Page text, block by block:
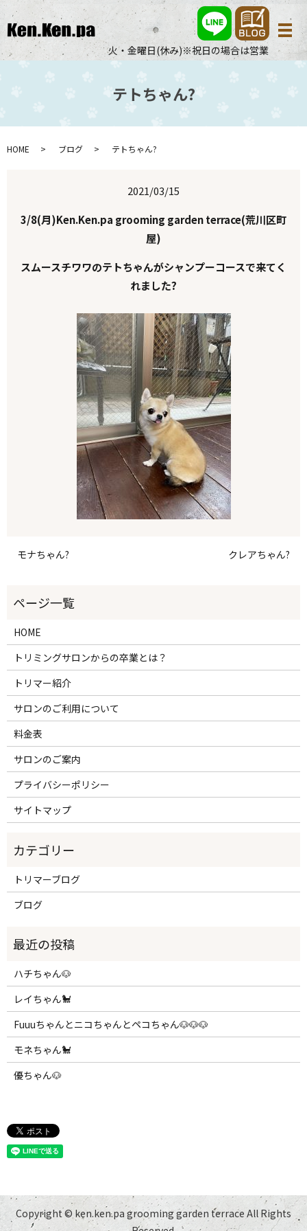
火・金曜日(休み)※祝日の場合は営業
メ
テトちゃん?
HOME ブログ テトちゃん?
2021/03/15
3/8(月)Ken.Ken.pa grooming garden terrace(荒川区町
屋)
スムースチワワのテトちゃんがシャンプーコースで来てく
れました?
モナちゃん? クレアちゃん?
HOME
トリミングサロンからの卒業とは？
トリマー紹介
サロンのご利用について
料金表
サロンのご案内
プライバシーポリシー
サイトマップ
トリマーブログ
ブログ
ハチちゃん🐶
レイちゃん🐩
Fuuuちゃんとニコちゃんとペコちゃん🐶🐶🐶
モネちゃん🐩
優ちゃん🐶
Copyright © ken.ken.pa grooming garden terrace All Rights